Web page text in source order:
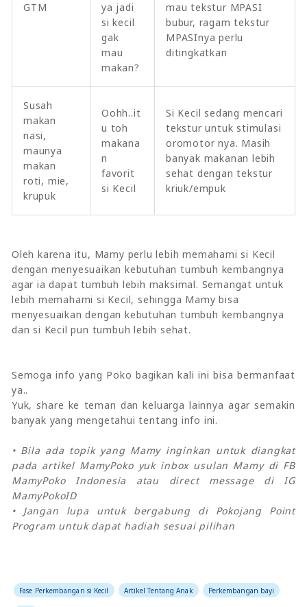
GTM
ya jadi
si kecil
gak
mau
makan?
mau tekstur MPASI
bubur, ragam tekstur
MPASInya perlu
ditingkatkan
Susah
makan
nasi,
maunya
makan
roti, mie,
krupuk
Oohh..it
u toh
makana
n
favorit
si Kecil
Si Kecil sedang mencari
tekstur untuk stimulasi
oromotor nya. Masih
banyak makanan lebih
sehat dengan tekstur
kriuk/empuk
Oleh karena itu, Mamy perlu lebih memahami si Kecil
dengan menyesuaikan kebutuhan tumbuh kembangnya
agar ia dapat tumbuh lebih maksimal. Semangat untuk
lebih memahami si Kecil, sehingga Mamy bisa
menyesuaikan dengan kebutuhan tumbuh kembangnya
dan si Kecil pun tumbuh lebih sehat.
Semoga info yang Poko bagikan kali ini bisa bermanfaat
ya..
Yuk, share ke teman dan keluarga lainnya agar semakin
banyak yang mengetahui tentang info ini.
• Bila ada topik yang Mamy inginkan untuk diangkat
pada artikel MamyPoko yuk inbox usulan Mamy di FB
MamyPoko Indonesia atau direct message di IG
MamyPokoID
• Jangan lupa untuk bergabung di Pokojang Point
Program untuk dapat hadiah sesuai pilihan
Fase Perkembangan si Kecil Artikel Tentang Anak Perkembangan bayi